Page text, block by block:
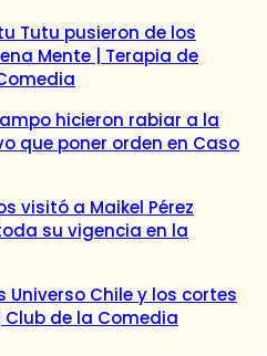
Tutu pusieron de los
Mente | Terapia de
hicieron rabiar a la
que poner orden en Caso
visitó a Maikel Pérez
su vigencia en la
Universo Chile y los cortes
Club de la Comedia